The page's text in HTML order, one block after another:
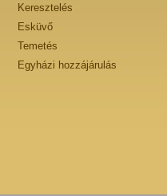
Keresztelés
Esküvő
Temetés
Egyházi hozzájárulás